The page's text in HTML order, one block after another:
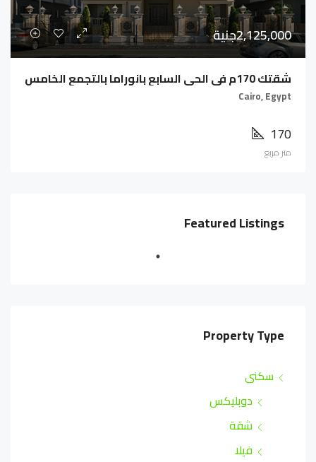
2,125,000جنية
شقتك 170م فى الحى السابع بانوراما بالتجمع الخامس
Cairo, Egypt
170
متر مربع
Featured Listings
Property Type
سكنى
دوبليكس
شقة
فيلا